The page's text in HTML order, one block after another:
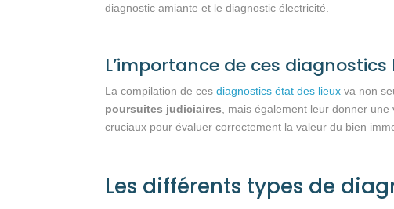
diagnostic amiante et le diagnostic électricité.
L’importance de ces
La compilation de cesdiagnostics état des lieux va non
poursuites judiciaires, mais également leur donner
cruciaux pour évaluer correctement la valeur du bien
Les différents types de